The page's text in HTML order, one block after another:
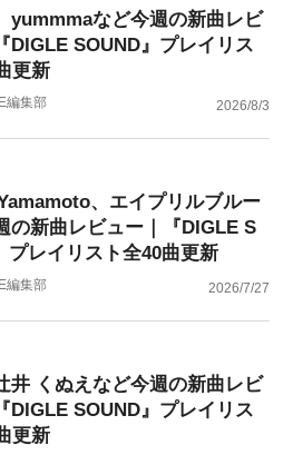
yummmaなど今週の新曲レビ
DIGLE SOUND』プレイリス
更新
編集部 2026/8/3
、エイプリルブルー
の新曲レビュー｜『DIGLE S
プレイリスト全40曲更新
編集部 2026/7/27
井 くぬえなど今週の新曲レビ
DIGLE SOUND』プレイリス
更新